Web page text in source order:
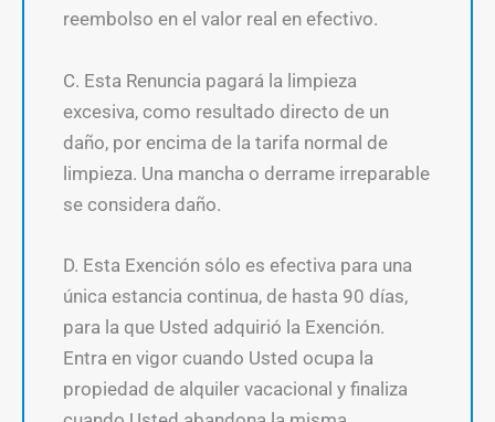
reembolso en el valor real en efectivo.
C. Esta Renuncia pagará la limpieza
excesiva, como resultado directo de un
daño, por encima de la tarifa normal de
limpieza. Una mancha o derrame irreparable
se considera daño.
D. Esta Exención sólo es efectiva para una
única estancia continua, de hasta 90 días,
para la que Usted adquirió la Exención.
Entra en vigor cuando Usted ocupa la
propiedad de alquiler vacacional y finaliza